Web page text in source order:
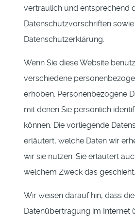
vertraulich und entsprechend
Datenschutzvorschriften
Datenschutzerklärung.
Wenn Sie diese Website
verschiedene
erhoben. Personenbezogene
mit denen Sie persönlich
können. Die vorliegende
erläutert, welche Daten wir
wir sie nutzen. Sie erläutert
welchem Zweck das geschieht.
Wir weisen darauf hin, dass die
Datenübertragung im Internet